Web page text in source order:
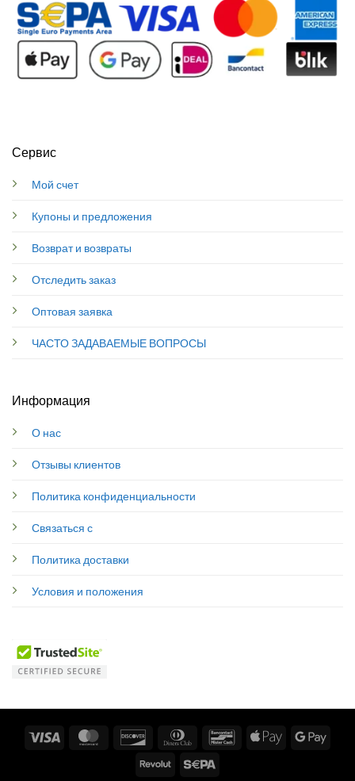
Сервис
Мой счет
Купоны и предложения
Возврат и возвраты
Отследить заказ
Оптовая заявка
ЧАСТО ЗАДАВАЕМЫЕ ВОПРОСЫ
Информация
О нас
Отзывы клиентов
Политика конфиденциальности
Связаться с
Политика доставки
Условия и положения
Visa MasterCard Discover
Dinners
BancontactApple
Revolut